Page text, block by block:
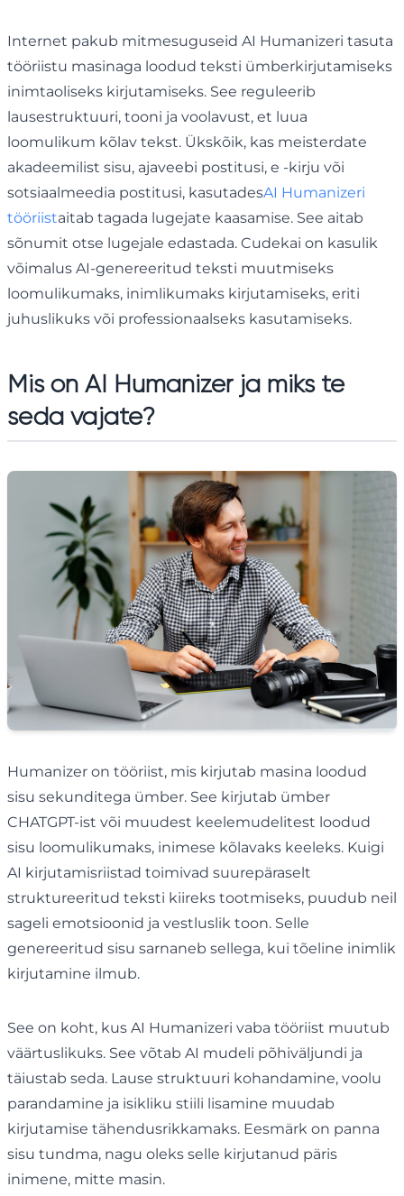
Internet pakub mitmesuguseid AI Humanizeri tasuta
tööriistu masinaga loodud teksti ümberkirjutamiseks
inimtaoliseks kirjutamiseks. See reguleerib
lausestruktuuri, tooni ja voolavust, et luua
loomulikum kõlav tekst. Ükskõik, kas meisterdate
akadeemilist sisu, ajaveebi postitusi, e -kirju või
sotsiaalmeedia postitusi, kasutadesAI Humanizeri
tööriistaitab tagada lugejate kaasamise. See aitab
sõnumit otse lugejale edastada. Cudekai on kasulik
võimalus AI-genereeritud teksti muutmiseks
loomulikumaks, inimlikumaks kirjutamiseks, eriti
juhuslikuks või professionaalseks kasutamiseks.
Mis on AI Humanizer ja miks te
seda vajate?
Humanizer on tööriist, mis kirjutab masina loodud
sisu sekunditega ümber. See kirjutab ümber
CHATGPT-ist või muudest keelemudelitest loodud
sisu loomulikumaks, inimese kõlavaks keeleks. Kuigi
AI kirjutamisriistad toimivad suurepäraselt
struktureeritud teksti kiireks tootmiseks, puudub neil
sageli emotsioonid ja vestluslik toon. Selle
genereeritud sisu sarnaneb sellega, kui tõeline inimlik
kirjutamine ilmub.
See on koht, kus AI Humanizeri vaba tööriist muutub
väärtuslikuks. See võtab AI mudeli põhiväljundi ja
täiustab seda. Lause struktuuri kohandamine, voolu
parandamine ja isikliku stiili lisamine muudab
kirjutamise tähendusrikkamaks. Eesmärk on panna
sisu tundma, nagu oleks selle kirjutanud päris
inimene, mitte masin.